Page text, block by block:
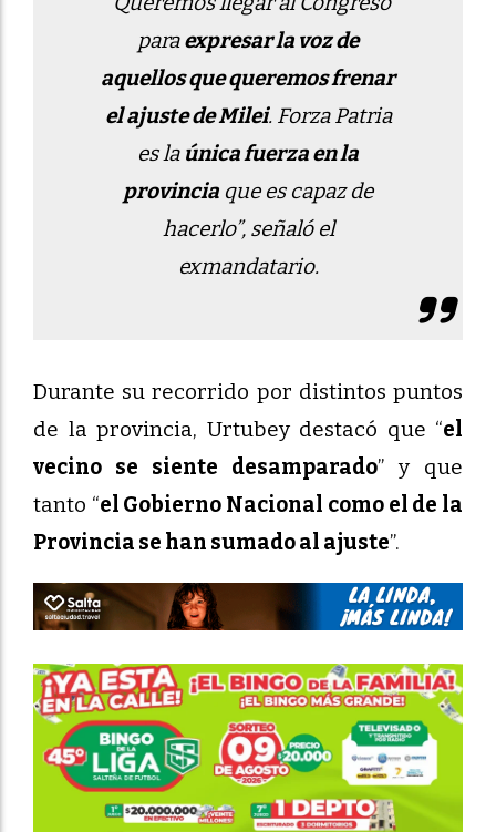
paraexpresar la voz de
aquellos que queremos frenar
el ajuste de Milei. Forza Patria
es la única fuerza en la
provincia que es capaz de
hacerlo”, señaló el
exmandatario.
Durante su recorrido por distintos puntos
de la provincia, Urtubey destacó que “el
vecino se siente desamparado” y que
tanto “el Gobierno Nacional como el de la
Provincia se han sumado al ajuste”.